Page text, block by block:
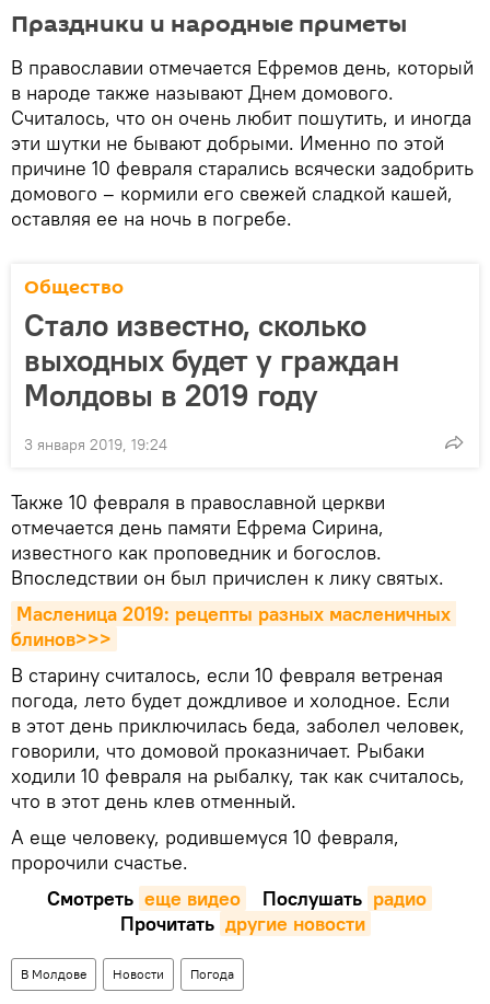
Праздники и народные приметы
В православии отмечается Ефремов день, который
в народе также называют Днем домового.
Считалось, что он очень любит пошутить, и иногда
эти шутки не бывают добрыми. Именно по этой
причине 10 февраля старались всячески задобрить
домового – кормили его свежей сладкой кашей,
оставляя ее на ночь в погребе.
Общество
Стало известно, сколько
выходных будет у граждан
Молдовы в 2019 году
3 января 2019, 19:24
Также 10 февраля в православной церкви
отмечается день памяти Ефрема Сирина,
известного как проповедник и богослов.
Впоследствии он был причислен к лику святых.
Масленица 2019: рецепты разных масленичных
блинов>>>
В старину считалось, если 10 февраля ветреная
погода, лето будет дождливое и холодное. Если
в этот день приключилась беда, заболел человек,
говорили, что домовой проказничает. Рыбаки
ходили 10 февраля на рыбалку, так как считалось,
что в этот день клев отменный.
А еще человеку, родившемуся 10 февраля,
пророчили счастье.
Смотреть еще видео Послушать радио
Прочитать другие новости
В Молдове Новости Погода